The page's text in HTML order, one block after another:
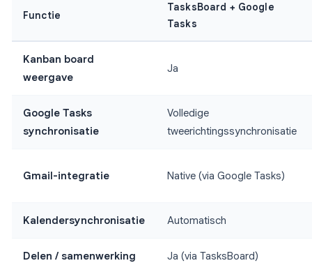
Functie
TasksBoard + Google
Tasks
Kanban board
weergave
Ja
Google Tasks
synchronisatie
Volledige
tweerichtingssynchronisatie
Gmail-integratie Native (via Google Tasks)
Kalendersynchronisatie Automatisch
Delen / samenwerking Ja (via TasksBoard)